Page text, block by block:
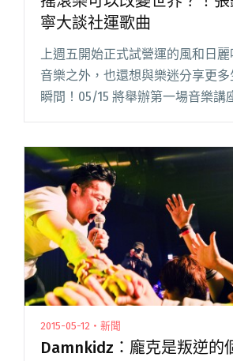
寧大談社運歌曲
上週五開始正式試營運的風和日
音樂之外，也還想與樂迷分享更
瞬間！05/15 將舉辦第一場音樂講
與文化評論人張鐵志，以及民謠
首曾影響過他們的音樂，並閱讀全
以改變世界？！張鐵志邀吳志寧大
2015-05-12・新聞
Damnkidz：龐克是叛逆的